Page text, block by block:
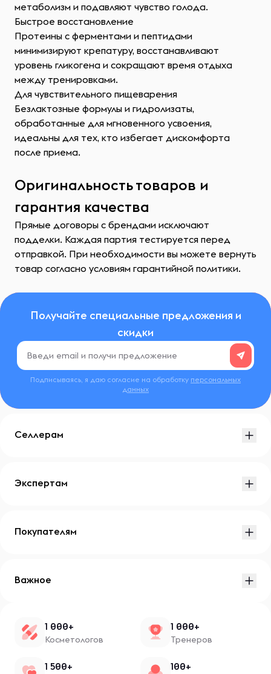
метаболизм и подавляют чувство голода.
Быстрое восстановление
Протеины с ферментами и пептидами
минимизируют крепатуру, восстанавливают
уровень гликогена и сокращают время отдыха
между тренировками.
Для чувствительного пищеварения
Безлактозные формулы и гидролизаты,
обработанные для мгновенного усвоения,
идеальны для тех, кто избегает дискомфорта
после приема.
Оригинальность товаров и
гарантия качества
Прямые договоры с брендами исключают
подделки. Каждая партия тестируется перед
отправкой. При необходимости вы можете вернуть
товар согласно условиям гарантийной политики.
Получайте специальные предложения и
скидки
Подписываясь, я даю согласие на обработку персональных
данных
Селлерам
Экспертам
Покупателям
Важное
1 000+
Косметологов
1 000+
Тренеров
1 500+ 100+